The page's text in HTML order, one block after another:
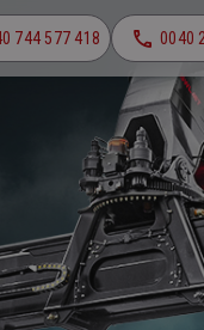
744 577 418 0040